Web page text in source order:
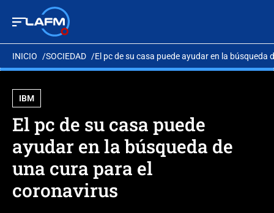
INICIO SOCIEDAD El pc de su casa puede ayudar en la búsqueda
IBM
El pc de su casa puede
ayudar en la búsqueda de
una cura para el
coronavirus